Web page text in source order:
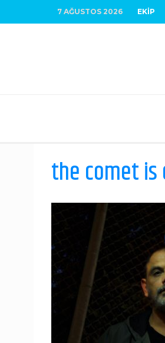
7 AĞUSTOS 2026 EKIP
the comet is